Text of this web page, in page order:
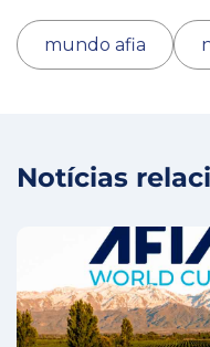
mundo afia
Notícias